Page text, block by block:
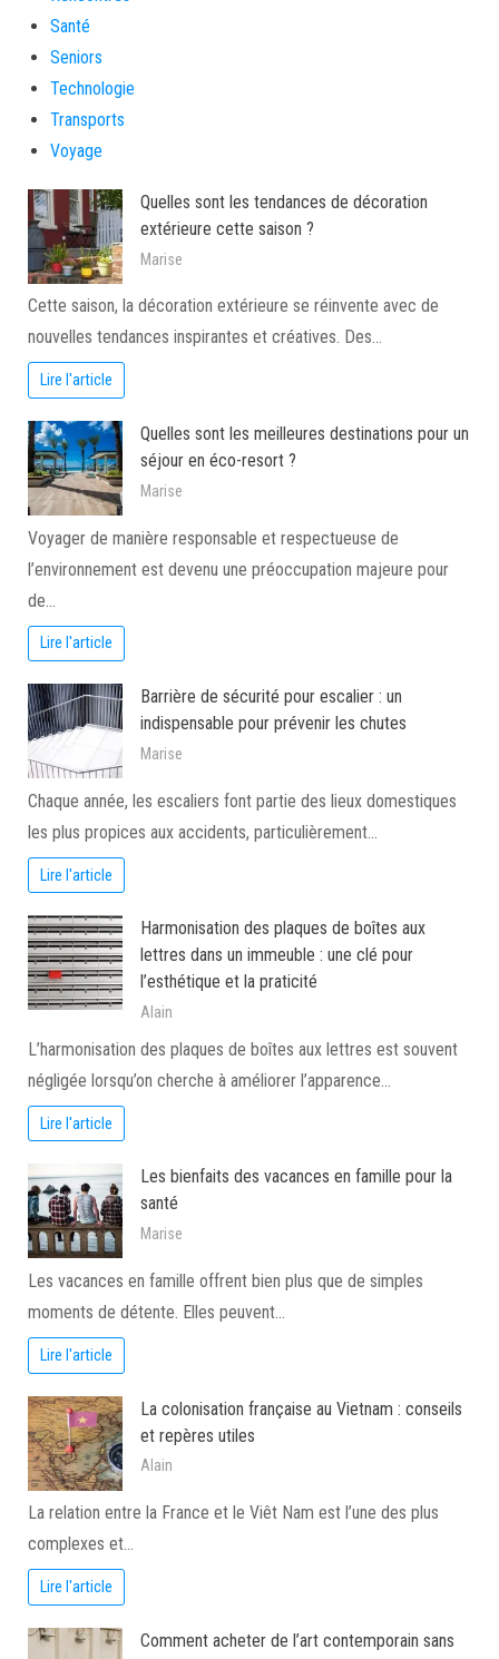
Santé
Seniors
Technologie
Transports
Voyage
Quelles sont les tendances de décoration
extérieure cette saison ?
Marise
Cette saison, la décoration extérieure se réinvente avec de
nouvelles tendances inspirantes et créatives. Des…
Lire l'article
Quelles sont les meilleures destinations pour un
séjour en éco-resort ?
Marise
Voyager de manière responsable et respectueuse de
l’environnement est devenu une préoccupation majeure pour
de…
Lire l'article
Barrière de sécurité pour escalier : un
indispensable pour prévenir les chutes
Marise
Chaque année, les escaliers font partie des lieux domestiques
les plus propices aux accidents, particulièrement…
Lire l'article
Harmonisation des plaques de boîtes aux
lettres dans un immeuble : une clé pour
l’esthétique et la praticité
Alain
L’harmonisation des plaques de boîtes aux lettres est souvent
négligée lorsqu’on cherche à améliorer l’apparence…
Lire l'article
Les bienfaits des vacances en famille pour la
santé
Marise
Les vacances en famille offrent bien plus que de simples
moments de détente. Elles peuvent…
Lire l'article
La colonisation française au Vietnam : conseils
et repères utiles
Alain
La relation entre la France et le Viêt Nam est l’une des plus
complexes et…
Lire l'article
Comment acheter de l’art contemporain sans